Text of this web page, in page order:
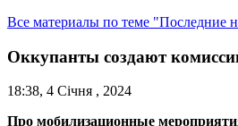
Все материалы по теме "Последние
Оккупанты создают
18:38, 4 Січня , 2024
Про мобилизационные